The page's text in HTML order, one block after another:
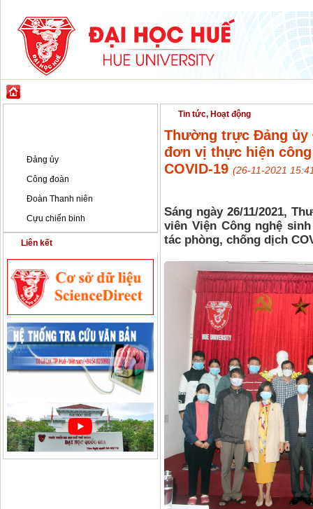
Đảng ủy
Công đoàn
Đoàn Thanh niên
Cựu chiến binh
Liên kết
Tin tức, Hoạt động
Thường trực Đảng ủy
đơn vị thực hiện
COVID-19 (26-11-2021
Sáng ngày 26/11/2021,
viên Viện Công nghệ
tác phòng, chống dịch